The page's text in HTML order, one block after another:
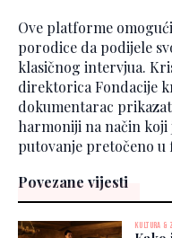
Ove platforme
porodice da podijele
klasičnog intervjua.
direktorica Fondacije
dokumentarac
harmoniji na način
putovanje pretočeno u
Povezane vijesti
KULTURA &